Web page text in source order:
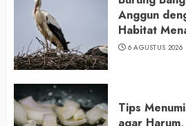
Anggun
Habitat
6 AGUSTUS 2026
Tips